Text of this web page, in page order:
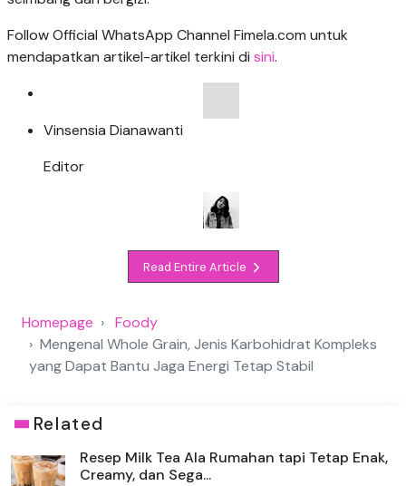
Follow Official WhatsApp Channel Fimela.com untuk
mendapatkan artikel-artikel terkini di sini.
Vinsensia Dianawanti
Editor
Read Entire Article
Homepage
Foody
Mengenal Whole Grain, Jenis Karbohidrat Kompleks
yang Dapat Bantu Jaga Energi Tetap Stabil
Related
Resep Milk Tea Ala Rumahan tapi Tetap Enak,
Creamy, dan Sega...